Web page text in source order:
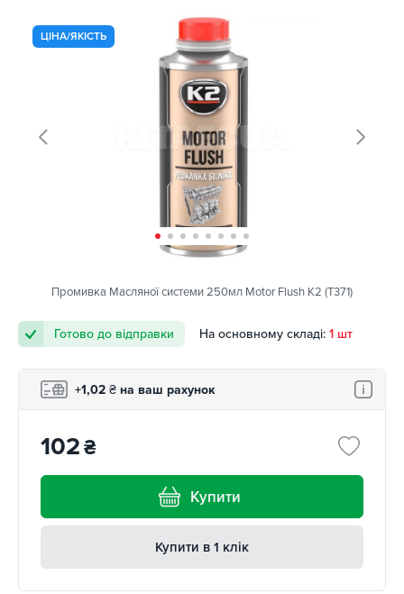
ЦІНА/ЯКІСТЬ
Промивка Масляної системи 250мл Motor Flush K2 (T371)
Готово до відправки На основному складі: 1 шт
+1,02 ₴ на ваш рахунок
102₴
Купити
Купити в 1 клік